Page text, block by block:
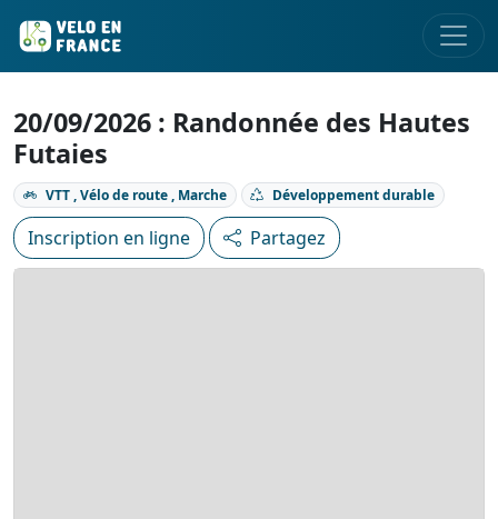
20/09/2026 : Randonnée des Hautes
Futaies
VTT , Vélo de route , Marche Développement durable
Inscription en ligne Partagez